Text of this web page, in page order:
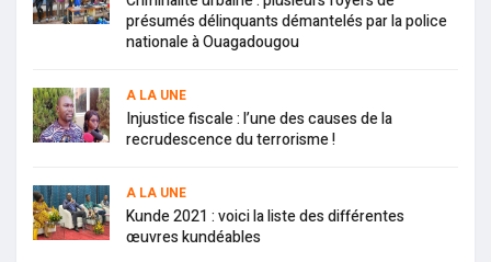
présumés délinquants démantelés par la police
nationale à Ouagadougou
A LA UNE
Injustice fiscale : l’une des causes de la
recrudescence du terrorisme !
A LA UNE
Kunde 2021 : voici la liste des différentes
œuvres kundéables